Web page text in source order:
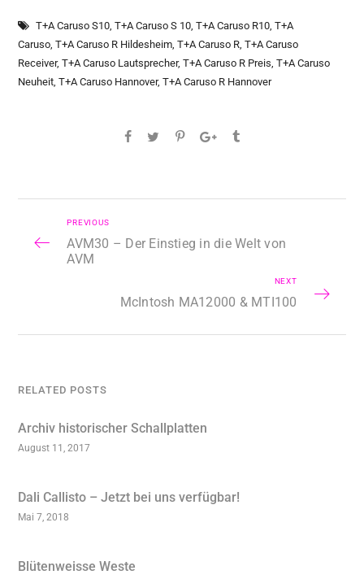
T+A Caruso S10,T+A Caruso S 10,T+A Caruso R10,T+A
Caruso,T+A Caruso R Hildesheim,T+A Caruso R,T+A Caruso
Receiver,T+A Caruso Lautsprecher,T+A Caruso R Preis,T+A Caruso
Neuheit,T+A Caruso Hannover,T+A Caruso R Hannover
PREVIOUS
AVM30 – Der Einstieg in die Welt von
AVM
NEXT
McIntosh MA12000 & MTI100
RELATED POSTS
Archiv historischer Schallplatten
August 11, 2017
Dali Callisto – Jetzt bei uns verfügbar!
Mai 7, 2018
Blütenweisse Weste